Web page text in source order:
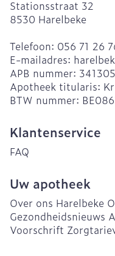
Stationsstraat 32
8530 Harelbeke
Telefoon: 056 71 26
E-mailadres:
APB nummer: 341305
Apotheek titularis:
BTW nummer:
Klantenservice
FAQ
Uw apotheek
Over ons Harelbeke
Gezondheidsnieuws
Voorschrift